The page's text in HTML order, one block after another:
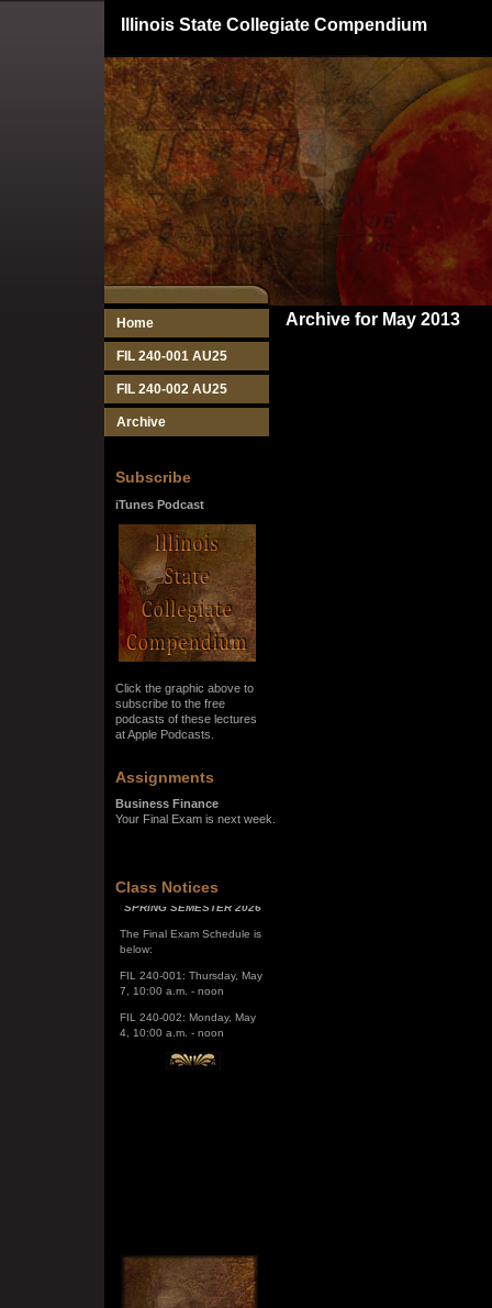
Illinois State Collegiate Compendium
Home
FIL 240-001 AU25
FIL 240-002 AU25
Archive
Subscribe
iTunes Podcast
Click the graphic above to
subscribe to the free
podcasts of these lectures
at Apple Podcasts.
Assignments
Business Finance
Your Final Exam is next week.
Class Notices
SPRING SEMESTER 2026
The Final Exam Schedule is
FIL 240-001: Thursday, May
FIL 240-002: Monday, May
Archive for May 2013